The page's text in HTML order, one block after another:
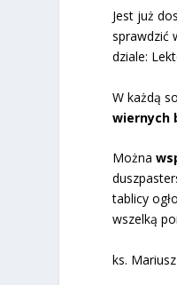
Jest już
sprawdzić
dziale:
W każdą
wiernych
Można
tablicy
wszelką
ks. Mariusz